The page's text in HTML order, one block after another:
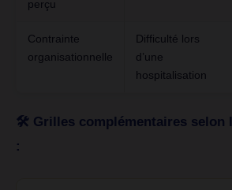
perçu
Contrainte
organisationnelle
Difficulté lors
d’une
hospitalisation
🛠️ Grilles complémentaires selon
: